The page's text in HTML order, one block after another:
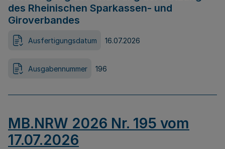
des Rheinischen Sparkassen- und
Giroverbandes
Ausfertigungsdatum 16.07.2026
Ausgabennummer 196
MB.NRW 2026 Nr. 195 vom
17.07.2026